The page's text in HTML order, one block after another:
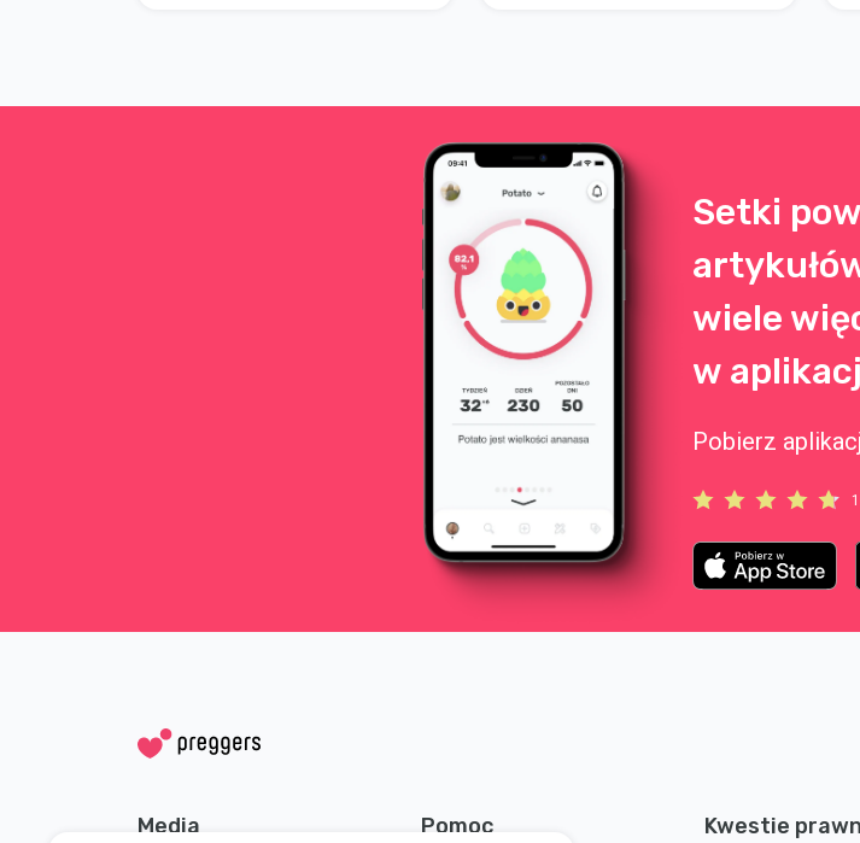
Setki
wiele
w
Pobierz
Media
Pomoc Kwestie